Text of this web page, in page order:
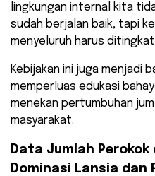
lingkungan internal kita
sudah berjalan baik, tapi
menyeluruh harus
Kebijakan ini juga menjadi
memperluas edukasi
menekan pertumbuhan
masyarakat.
Data Jumlah Perokok
Dominasi Lansia dan